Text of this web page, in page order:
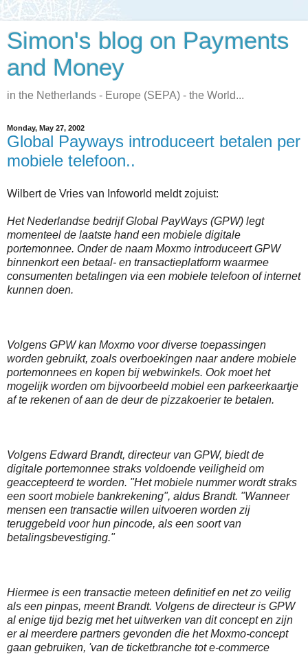
Simon's blog on Payments
and Money
in the Netherlands - Europe (SEPA) - the World...
Monday, May 27, 2002
Global Payways introduceert betalen per
mobiele telefoon..
Wilbert de Vries van Infoworld meldt zojuist:
Het Nederlandse bedrijf Global PayWays (GPW) legt
momenteel de laatste hand een mobiele digitale
portemonnee. Onder de naam Moxmo introduceert GPW
binnenkort een betaal- en transactieplatform waarmee
consumenten betalingen via een mobiele telefoon of internet
kunnen doen.
Volgens GPW kan Moxmo voor diverse toepassingen
worden gebruikt, zoals overboekingen naar andere mobiele
portemonnees en kopen bij webwinkels. Ook moet het
mogelijk worden om bijvoorbeeld mobiel een parkeerkaartje
af te rekenen of aan de deur de pizzakoerier te betalen.
Volgens Edward Brandt, directeur van GPW, biedt de
digitale portemonnee straks voldoende veiligheid om
geaccepteerd te worden. "Het mobiele nummer wordt straks
een soort mobiele bankrekening", aldus Brandt. "Wanneer
mensen een transactie willen uitvoeren worden zij
teruggebeld voor hun pincode, als een soort van
betalingsbevestiging."
Hiermee is een transactie meteen definitief en net zo veilig
als een pinpas, meent Brandt. Volgens de directeur is GPW
al enige tijd bezig met het uitwerken van dit concept en zijn
er al meerdere partners gevonden die het Moxmo-concept
gaan gebruiken, 'van de ticketbranche tot e-commerce